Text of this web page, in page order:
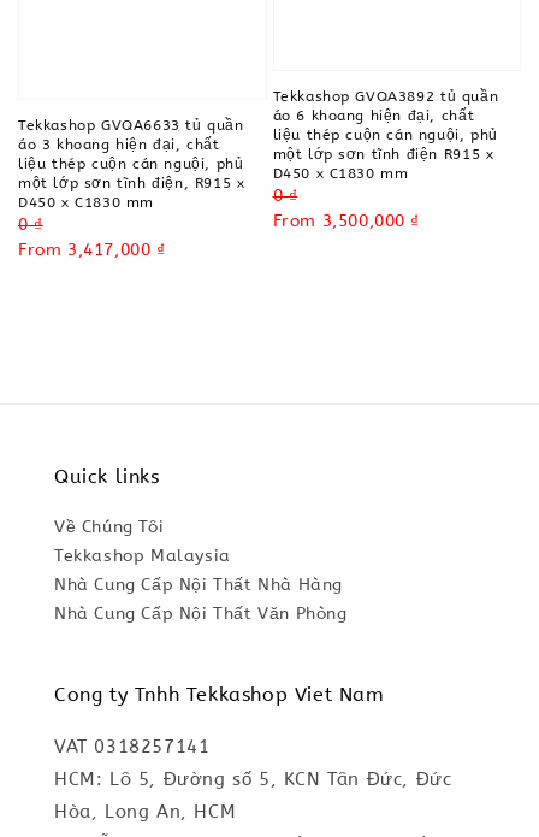
Tekkashop GVQA6633 tủ quần
áo 3 khoang hiện đại, chất
liệu thép cuộn cán nguội, phủ
một lớp sơn tĩnh điện, R915 x
D450 x C1830 mm
Regular
price
0 ₫
Sale
From 3,417,000 ₫
Tekkashop GVQA3892 tủ quần
áo 6 khoang hiện đại, chất
liệu thép cuộn cán nguội, phủ
một lớp sơn tĩnh điện R915 x
D450 x C1830 mm
Regular
price
0 ₫
Sale
From 3,500,000 ₫
Quick links
Về Chúng Tôi
Tekkashop Malaysia
Nhà Cung Cấp Nội Thất Nhà Hàng
Nhà Cung Cấp Nội Thất Văn Phòng
Cong ty Tnhh Tekkashop Viet Nam
VAT 0318257141
HCM: Lô 5, Đường số 5, KCN Tân Đức, Đức
Hòa, Long An, HCM